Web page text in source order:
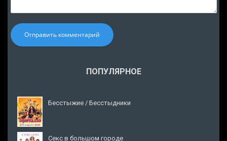
Отправить комментарий
ПОПУЛЯРНОЕ
Бесстыжие / Бесстыдники
Секс в большом городе